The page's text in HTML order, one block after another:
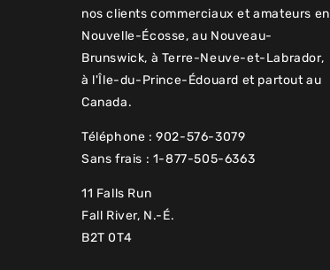
nos clients commerciaux et amateurs en
Nouvelle-Écosse, au Nouveau-
Brunswick, à Terre-Neuve-et-Labrador,
à l'Île-du-Prince-Édouard et partout au
Canada.
Téléphone : 902-576-3079
Sans frais : 1-877-505-6363
11 Falls Run
Fall River, N.-É.
B2T 0T4